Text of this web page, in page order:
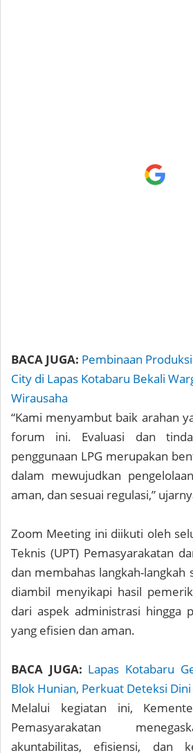
BACA JUGA: Pembinaan
City di Lapas Kotabaru Bekali
Wirausaha
“Kami menyambut baik arahan
forum ini. Evaluasi dan
penggunaan LPG merupakan
dalam mewujudkan
aman, dan sesuai regulasi,”
Zoom Meeting ini diikuti oleh
Teknis (UPT) Pemasyarakatan
dan membahas langkah-langkah
diambil menyikapi hasil
dari aspek administrasi hingga
yang efisien dan aman.
BACA JUGA: Lapas Kotabaru
Blok Hunian, Perkuat Deteksi
Melalui kegiatan ini,
Pemasyarakatan
akuntabilitas, efisiensi, dan